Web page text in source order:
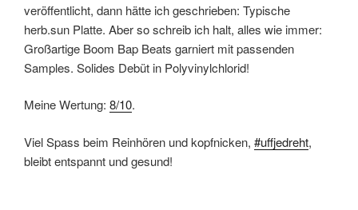
veröffentlicht, dann hätte ich geschrieben: Typische
herb.sun Platte. Aber so schreib ich halt, alles wie immer:
Großartige Boom Bap Beats garniert mit passenden
Samples. Solides Debüt in Polyvinylchlorid!
Meine Wertung: 8/10.
Viel Spass beim Reinhören und kopfnicken, #uffjedreht,
bleibt entspannt und gesund!